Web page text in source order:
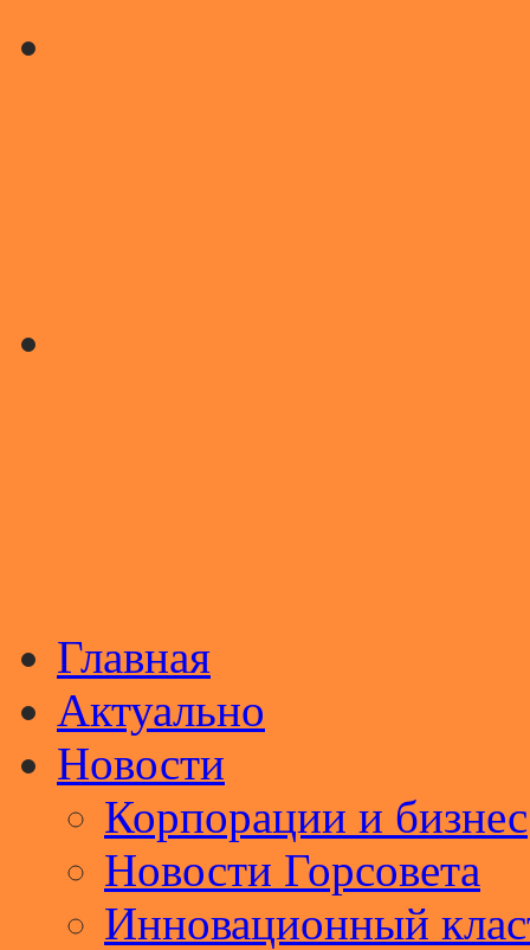
Главная
Актуально
Новости
Корпорации и бизнес
Новости Горсовета
Инновационный